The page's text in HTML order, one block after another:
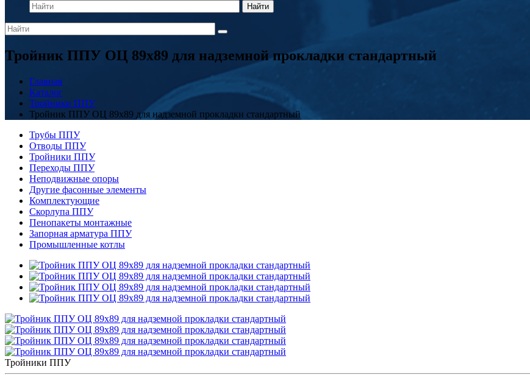
Найти
Тройник ППУ ОЦ 89x89 для надземной прокладки стандартный
Главная
Каталог
Тройники ППУ
Тройник ППУ ОЦ 89x89 для надземной прокладки стандартный
Трубы ППУ
Отводы ППУ
Тройники ППУ
Переходы ППУ
Неподвижные опоры
Другие фасонные элементы
Комплектующие
Скорлупа ППУ
Пенопакеты монтажные
Запорная арматура ППУ
Промышленные котлы
Тройники ППУ